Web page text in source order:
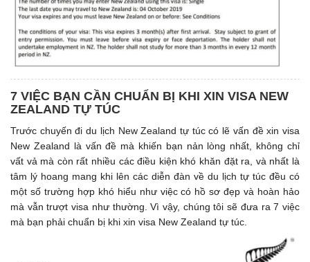
7 VIỆC BẠN CẦN CHUẨN BỊ KHI XIN VISA NEW
ZEALAND TỰ TÚC
Trước chuyến đi du lịch New Zealand tự túc có lẽ vấn đề xin visa
New Zealand là vấn đề mà khiến bạn nản lòng nhất, không chỉ
vất vả mà còn rất nhiều các điều kiện khó khăn đặt ra, và nhất là
tâm lý hoang mang khi lên các diễn đàn về du lịch tự túc đều có
một số trường hợp khó hiểu như việc có hồ sơ đẹp và hoàn hảo
mà vẫn trượt visa như thường. Vì vậy, chúng tôi sẽ đưa ra 7 việc
mà bạn phải chuẩn bị khi xin visa New Zealand tự túc.